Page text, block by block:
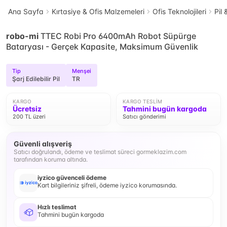
Ana Sayfa Kırtasiye & Ofis Malzemeleri Ofis Teknolojileri Pil
robo-mi TTEC Robi Pro 6400mAh Robot Süpürge
Bataryası - Gerçek Kapasite, Maksimum Güvenlik
Tip
Şarj Edilebilir Pil
Menşei
TR
KARGO
Ücretsiz
200 TL üzeri
KARGO TESLIM
Tahmini bugün kargoda
Satıcı gönderimi
Güvenli alışveriş
Satıcı doğrulandı, ödeme ve teslimat süreci gormeklazim.com
tarafından koruma altında.
iyzico güvenceli ödeme
Kart bilgileriniz şifreli, ödeme iyzico korumasında.
Hızlı teslimat
Tahmini bugün kargoda